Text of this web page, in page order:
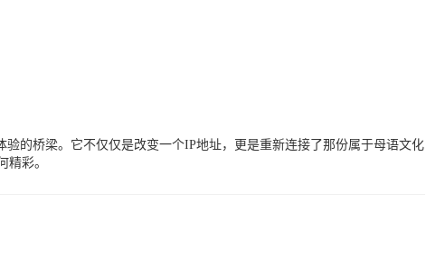
的桥梁。它不仅仅是改变一个IP地址，更是重新连接了那份属于母语文化
彩。